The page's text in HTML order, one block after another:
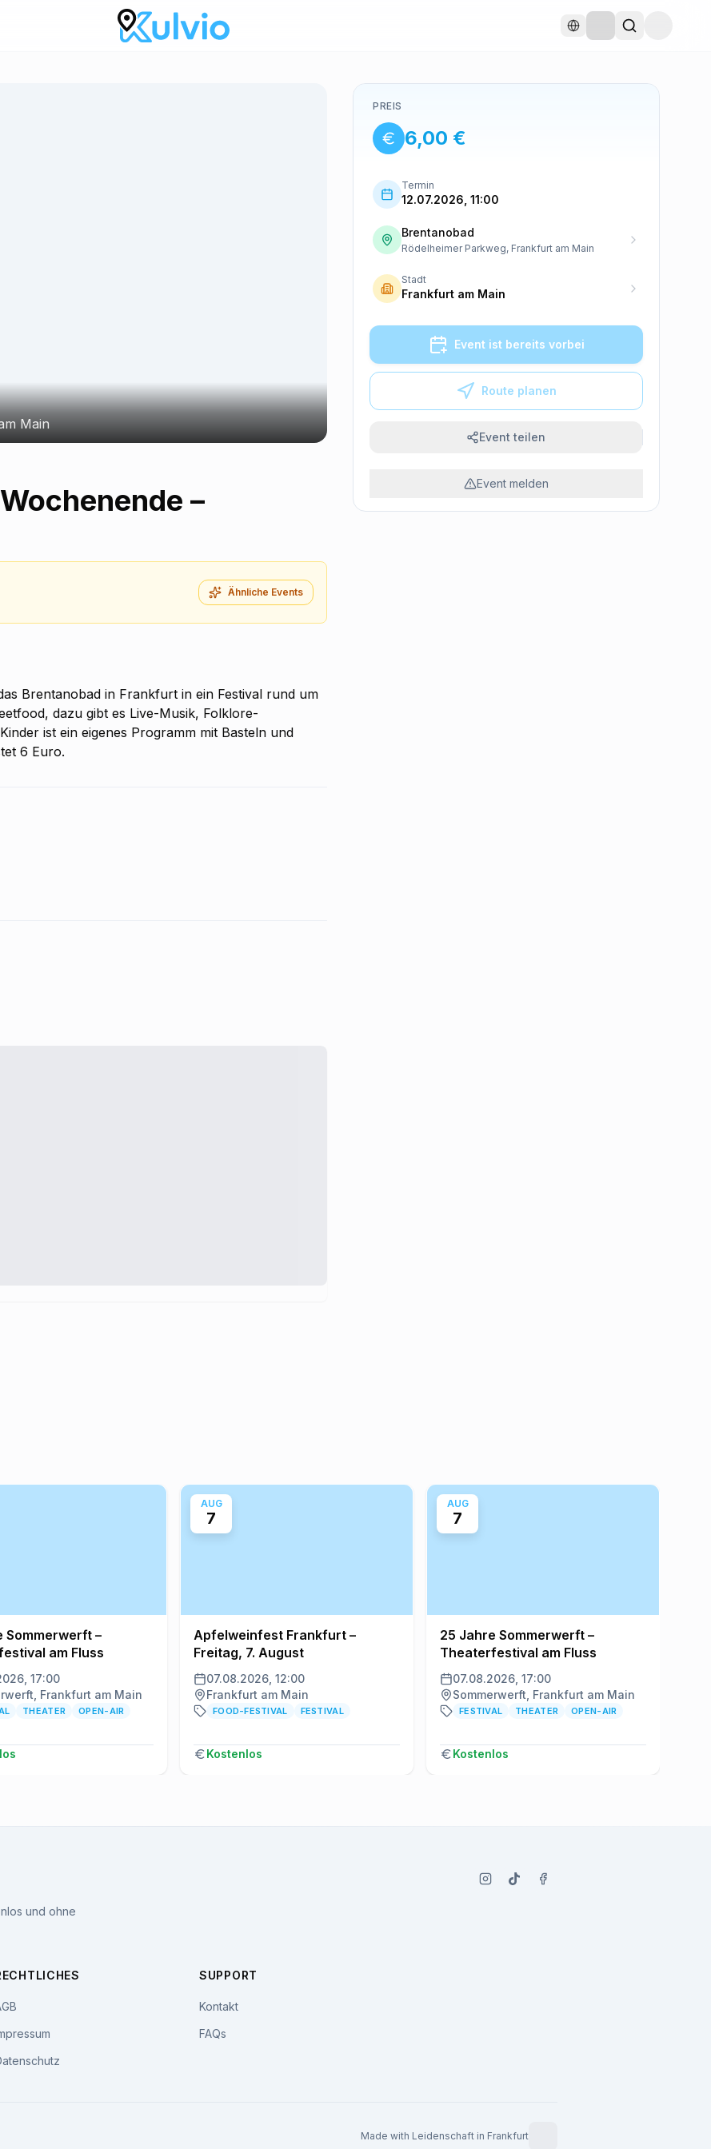
Main
–
Ähnliche Events
Brentanobad in Frankfurt in ein Festival rund um
dazu gibt es Live-Musik, Folklore-
ist ein eigenes Programm mit Basteln und
6 Euro.
PREIS
6,00 €
Termin
12.07.2026, 11:00
Brentanobad
Rödelheimer Parkweg, Frankfurt am Main
Stadt
Frankfurt am Main
Event ist bereits vorbei
Route planen
Event teilen
Event melden
Sommerwerft –
am Fluss
17:00
Frankfurt am Main
THEATER OPEN-AIR
AUG
7
Apfelweinfest Frankfurt –
Freitag, 7. August
07.08.2026, 12:00
Frankfurt am Main
FOOD-FESTIVAL FESTIVAL
Kostenlos
AUG
7
25 Jahre Sommerwerft –
Theaterfestival am Fluss
07.08.2026, 17:00
Sommerwerft, Frankfurt am Main
FESTIVAL THEATER OPEN-AIR
Kostenlos
und ohne
SUPPORT
Kontakt
FAQs
Made with Leidenschaft in Frankfurt